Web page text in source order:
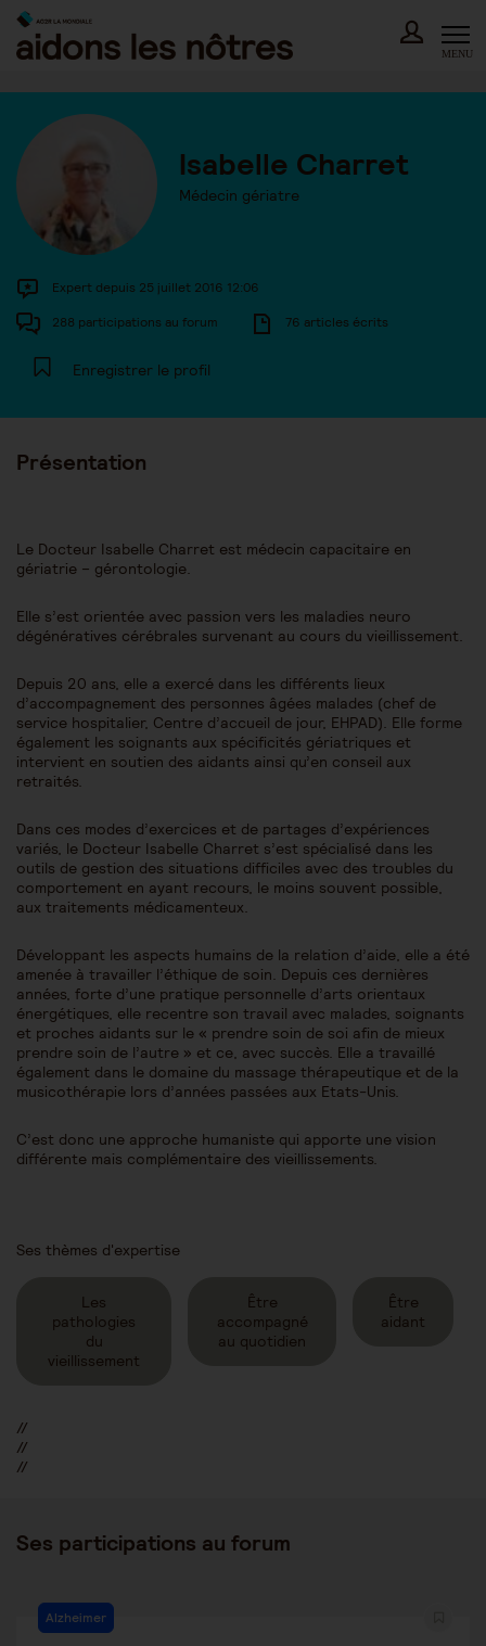
Skip
content
MENU
Isabelle Charret
Médecin gériatre
Expert depuis 25 juillet 2016 12:06
288 participations au forum 76 articles écrits
Enregistrer le profil
Présentation
Le Docteur Isabelle Charret est médecin capacitaire en
gériatrie – gérontologie.
Elle s’est orientée avec passion vers les maladies neuro
dégénératives cérébrales survenant au cours du vieillissement.
Depuis 20 ans, elle a exercé dans les différents lieux
d’accompagnement des personnes âgées malades (chef de
service hospitalier, Centre d’accueil de jour, EHPAD). Elle forme
également les soignants aux spécificités gériatriques et
intervient en soutien des aidants ainsi qu’en conseil aux
retraités.
Dans ces modes d’exercices et de partages d’expériences
variés, le Docteur Isabelle Charret s’est spécialisé dans les
outils de gestion des situations difficiles avec des troubles du
comportement en ayant recours, le moins souvent possible,
aux traitements médicamenteux.
Développant les aspects humains de la relation d’aide, elle a été
amenée à travailler l’éthique de soin. Depuis ces dernières
années, forte d’une pratique personnelle d’arts orientaux
énergétiques, elle recentre son travail avec malades, soignants
et proches aidants sur le « prendre soin de soi afin de mieux
prendre soin de l’autre » et ce, avec succès. Elle a travaillé
également dans le domaine du massage thérapeutique et de la
musicothérapie lors d’années passées aux Etats-Unis.
C’est donc une approche humaniste qui apporte une vision
différente mais complémentaire des vieillissements.
Ses thèmes d'expertise
Les
pathologies
du
vieillissement
Être
accompagné
au quotidien
Être
aidant
//
//
//
Ses participations au forum
Alzheimer